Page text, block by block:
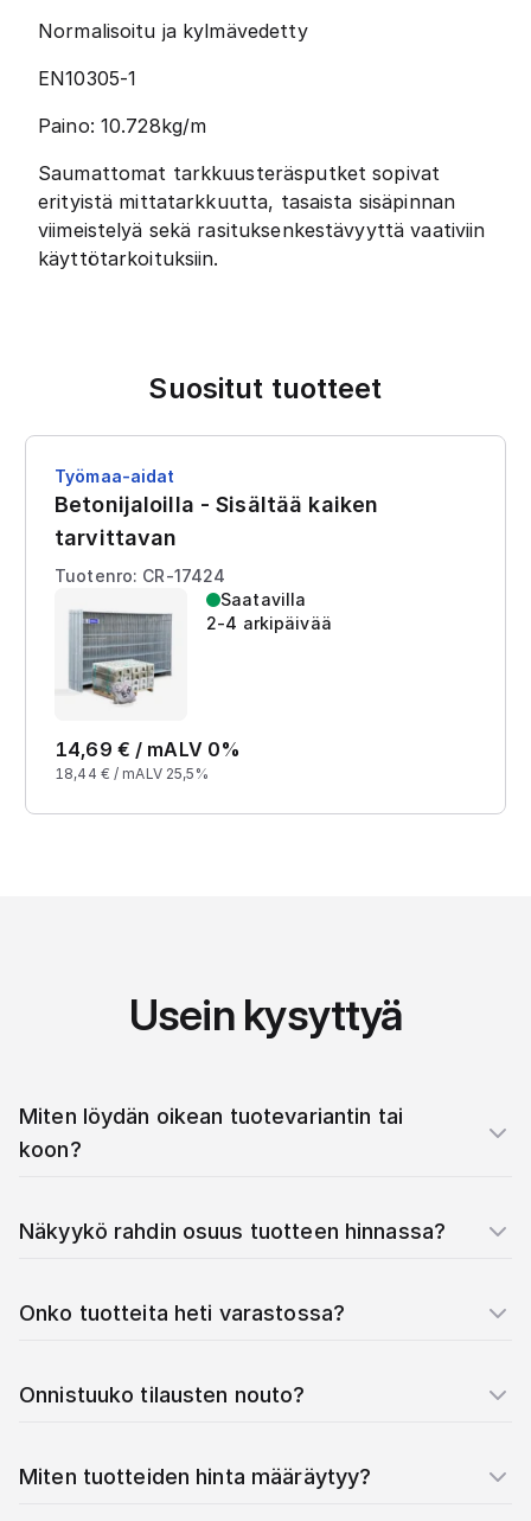
Normalisoitu ja kylmävedetty
EN10305-1
Paino: 10.728kg/m
Saumattomat tarkkuusteräsputket sopivat
erityistä mittatarkkuutta, tasaista sisäpinnan
viimeistelyä sekä rasituksenkestävyyttä vaativiin
käyttötarkoituksiin.
Suositut tuotteet
Työmaa-aidat
Betonijaloilla - Sisältää kaiken
tarvittavan
Tuotenro: CR-17424
Saatavilla
2-4 arkipäivää
14,69 € / mALV 0%
18,44 € / mALV 25,5%
Usein kysyttyä
Miten löydän oikean tuotevariantin tai
koon?
Näkyykö rahdin osuus tuotteen hinnassa?
Onko tuotteita heti varastossa?
Onnistuuko tilausten nouto?
Miten tuotteiden hinta määräytyy?